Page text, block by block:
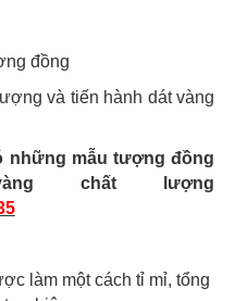
đồng
và tiến hành dát vàng
những mẫu tượng đồng
chất lượng
làm một cách tỉ mỉ, tổng